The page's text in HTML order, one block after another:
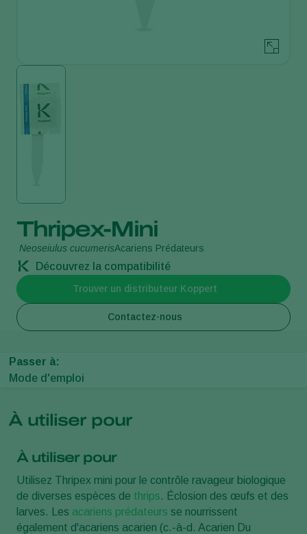
Thripex-Mini
Neoseiulus cucumerisAcariens Prédateurs
Découvrez la compatibilité
Trouver un distributeur Koppert
Contactez-nous
Passer à:
Mode d'emploi
À utiliser pour
À utiliser pour
Utilisez Thripex mini pour le contrôle ravageur biologique
de diverses espèces de thrips. Éclosion des œufs et des
larves. Les acariens prédateurs se nourrissent
également d'acariens acarien (c.-à-d. Acarien Du